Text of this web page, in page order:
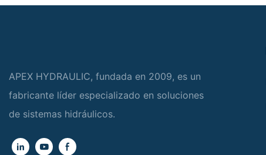
APEX HYDRAULIC, fundada en 2009, es un
fabricante líder especializado en soluciones
de sistemas hidráulicos.